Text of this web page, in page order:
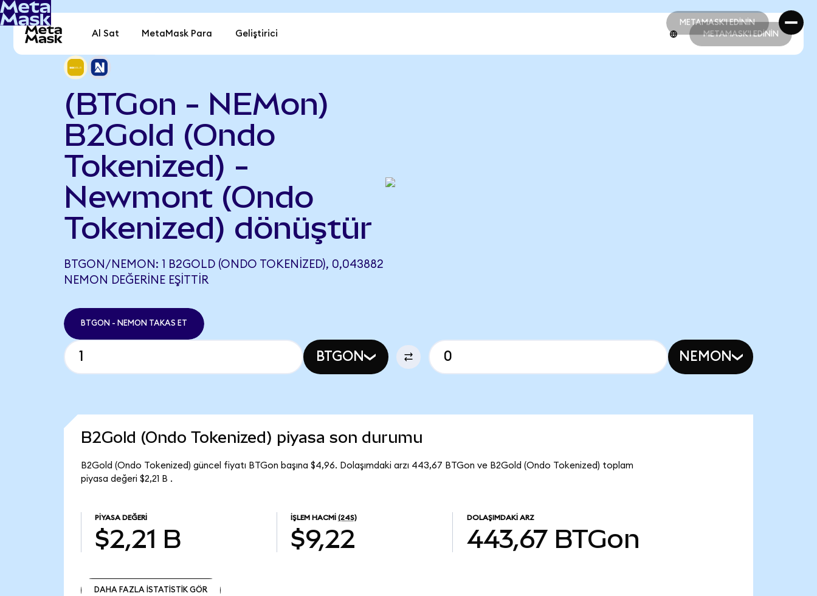
METAMASK'I EDİNİN
METAMASK'I EDİNİN
Al Sat MetaMask Para Geliştirici METAMASK'I EDİNİN
(BTGon - NEMon)
B2Gold (Ondo
Tokenized) -
Newmont (Ondo
Tokenized) dönüştür
BTGON/NEMON: 1 B2GOLD (ONDO TOKENIZED), 0,043882
NEMON DEĞERINE EŞITTIR
BTGON - NEMON TAKAS ET
BTGON NEMON
B2Gold (Ondo Tokenized) piyasa son durumu
B2Gold (Ondo Tokenized) güncel fiyatı BTGon başına $4,96. Dolaşımdaki arzı 443,67 BTGon ve B2Gold (Ondo Tokenized) toplam
piyasa değeri $2,21 B .
PIYASA DEĞERI
$2,21 B
İŞLEM HACMI (24S)
$9,22
DOLAŞIMDAKI ARZ
443,67 BTGon
DAHA FAZLA İSTATİSTİK GÖR